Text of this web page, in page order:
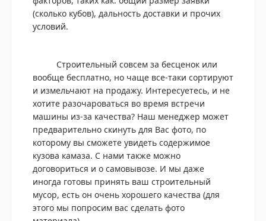
(сколько кубов), дальность доставки и прочих
условий.
Строительный совсем за бесценок или
вообще бесплатно, но чаще все-таки сортируют
и измельчают на продажу. Интересуетесь, и не
хотите разочароваться во время встречи
машины из-за качества? Наш менеджер может
предварительно скинуть для Вас фото, по
которому вы сможете увидеть содержимое
кузова камаза. С нами также можно
договориться и о самовывозе. И мы даже
иногда готовы принять ваш строительный
мусор, есть он очень хорошего качества (для
этого мы попросим вас сделать фото